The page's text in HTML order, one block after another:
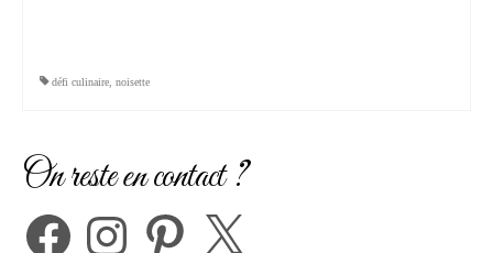
défi culinaire, noisette
On reste en contact ?
FacebookInstagramPinterest X